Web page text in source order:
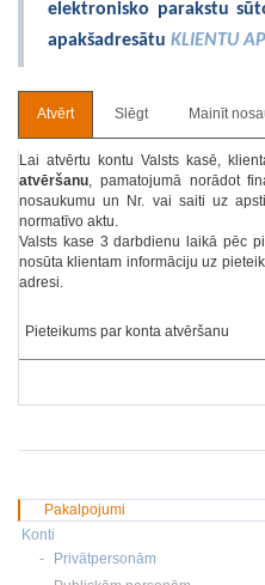
elektronisko parakstu
apakšadresātu KLIENTU
Atvērt Slēgt Mainīt
Lai atvērtu kontu Valsts kasē,
atvēršanu, pamatojumā norādot
nosaukumu un Nr. vai saiti uz
normatīvo aktu.
Valsts kase 3 darbdienu laikā pēc
nosūta klientam informāciju uz
adresi.
Pieteikums par konta atvēršanu
Pakalpojumi
Konti
Privātpersonām